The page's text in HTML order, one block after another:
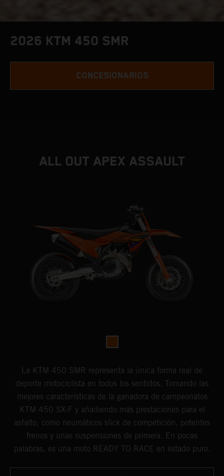
2026 KTM 450 SMR
CONCESIONARIOS
ALL OUT APEX ASSAULT
La KTM 450 SMR representa la única forma real de
deporte motociclista en todos los sentidos. Tomando las
mejores características de la ganadora de campeonatos
KTM 450 SX-F y añadiendo más prestaciones para el
asfalto, como neumáticos slick de competición, potentes
frenos y unas suspensiones de primera. En pocas
palabras, es una moto READY TO RACE en estado puro.